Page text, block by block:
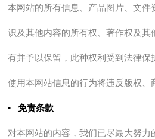
本网站的所有信息、产品图片、文
识及其他内容的所有权、著作权及其
有并予以保留，此种权利受到法律保
使用本网站信息的行为将违反版权、
▪免责条款
对本网站的内容，我们已尽最大努